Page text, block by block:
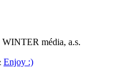
média, a.s.
Enjoy :)